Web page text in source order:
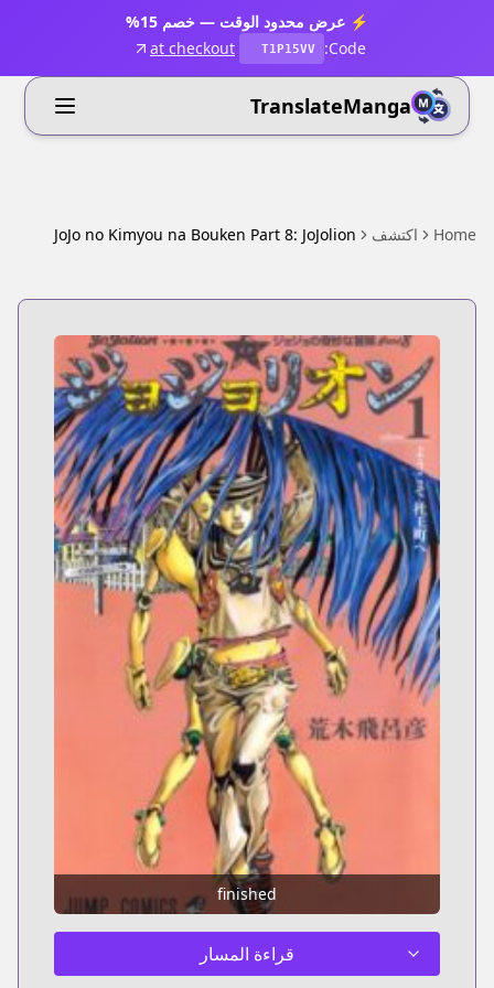
⚡ عرض محدود الوقت — خصم 15%
Code:
T1P15VV
at checkout
TranslateManga
Home اكتشف JoJo no Kimyou na Bouken Part 8: JoJolion
finished
قراءة المسار